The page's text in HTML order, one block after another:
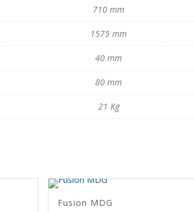
710 mm
1575 mm
40 mm
80 mm
21 Kg
Fusion MDG